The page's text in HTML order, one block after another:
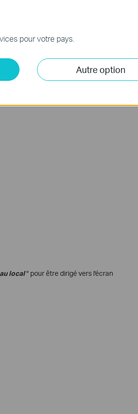
appuyer dessus pour l'activer.
sur '
pour revenir à
local" pour être dirigé vers l'écran
pour votre pays.
Autre option